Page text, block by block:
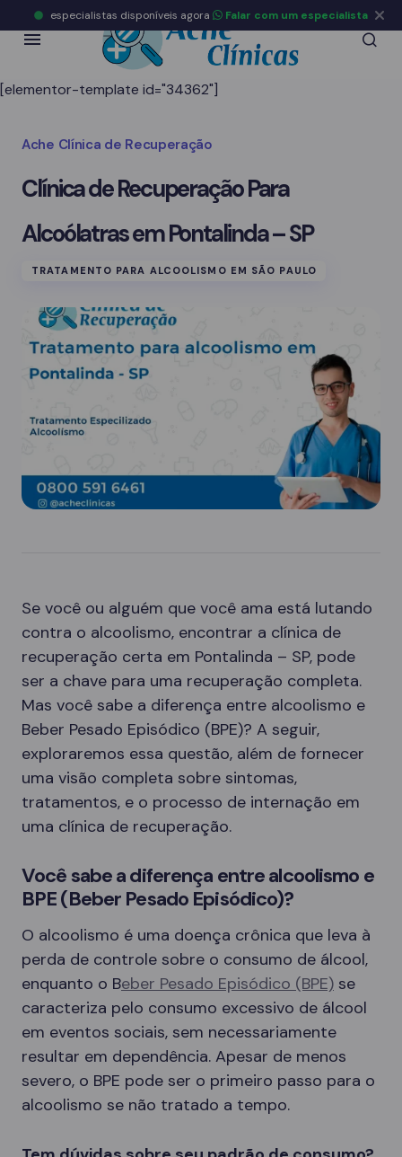
[elementor-template id="34362"]
Ache Clínica de Recuperação
Clínica de Recuperação Para
Alcoólatras em Pontalinda – SP
TRATAMENTO PARA ALCOOLISMO EM SÃO PAULO
Se você ou alguém que você ama está lutando
contra o alcoolismo, encontrar a clínica de
recuperação certa em Pontalinda – SP, pode
ser a chave para uma recuperação completa.
Mas você sabe a diferença entre alcoolismo e
Beber Pesado Episódico (BPE)? A seguir,
exploraremos essa questão, além de fornecer
uma visão completa sobre sintomas,
tratamentos, e o processo de internação em
uma clínica de recuperação.
Você sabe a diferença entre alcoolismo e
BPE (Beber Pesado Episódico)?
O alcoolismo é uma doença crônica que leva à
perda de controle sobre o consumo de álcool,
enquanto o Beber Pesado Episódico (BPE) se
caracteriza pelo consumo excessivo de álcool
em eventos sociais, sem necessariamente
resultar em dependência. Apesar de menos
severo, o BPE pode ser o primeiro passo para o
alcoolismo se não tratado a tempo.
especialistas disponíveis agora Falar com um especialista